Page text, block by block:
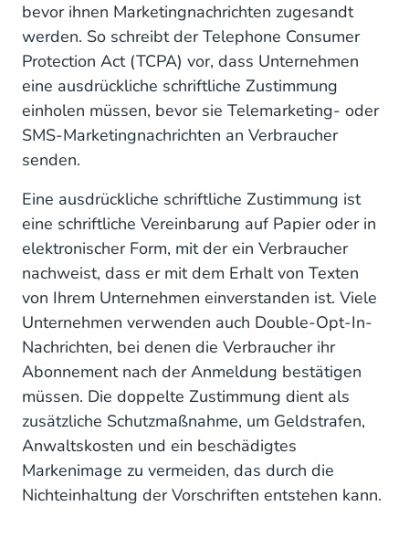
bevor ihnen Marketingnachrichten zugesandt
werden. So schreibt der Telephone Consumer
Protection Act (TCPA) vor, dass Unternehmen
eine ausdrückliche schriftliche Zustimmung
einholen müssen, bevor sie Telemarketing- oder
SMS-Marketingnachrichten an Verbraucher
senden.
Eine ausdrückliche schriftliche Zustimmung ist
eine schriftliche Vereinbarung auf Papier oder in
elektronischer Form, mit der ein Verbraucher
nachweist, dass er mit dem Erhalt von Texten
von Ihrem Unternehmen einverstanden ist. Viele
Unternehmen verwenden auch Double-Opt-In-
Nachrichten, bei denen die Verbraucher ihr
Abonnement nach der Anmeldung bestätigen
müssen. Die doppelte Zustimmung dient als
zusätzliche Schutzmaßnahme, um Geldstrafen,
Anwaltskosten und ein beschädigtes
Markenimage zu vermeiden, das durch die
Nichteinhaltung der Vorschriften entstehen kann.